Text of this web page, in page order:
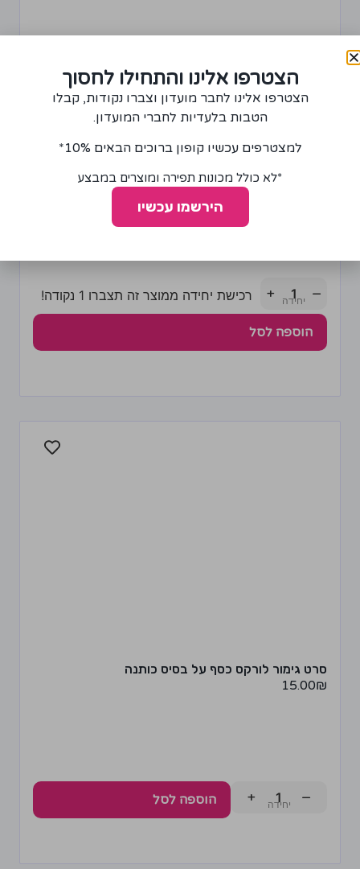
−
+ רכישת יחידה ממוצר זה תצברו 1 נקודה!
הוספה לסל
סרט גימור לורקס כסף על בסיס כותנה
15.00₪
−
+ הוספה לסל
הצטרפו אלינו והתחילו לחסוך
הצטרפו אלינו לחבר מועדון וצברו נקודות, קבלו
הטבות בלעדיות לחברי המועדון.
למצטרפים עכשיו קופון ברוכים הבאים 10%*
*לא כולל מכונות תפירה ומוצרים במבצע
הירשמו עכשיו